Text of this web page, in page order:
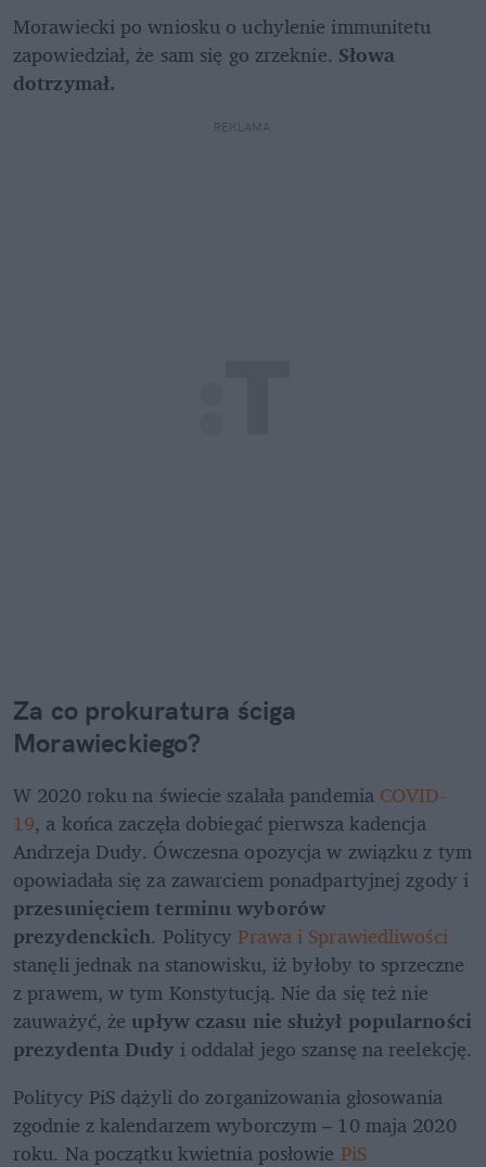
Morawiecki po wniosku o uchylenie immunitetu
zapowiedział, że sam się go zrzeknie. Słowa
dotrzymał.
REKLAMA
Za co prokuratura ściga
Morawieckiego?
W 2020 roku na świecie szalała pandemia COVID-
19, a końca zaczęła dobiegać pierwsza kadencja
Andrzeja Dudy. Ówczesna opozycja w związku z tym
przesunięciem terminu wyborów
prezydenckich. Politycy Prawa i Sprawiedliwości
stanęli jednak na stanowisku, iż byłoby to sprzeczne
z prawem, w tym Konstytucją. Nie da się też nie
zauważyć, że upływ czasu nie służył popularności
prezydenta Dudy i oddalał jego szansę na reelekcję.
Politycy PiS dążyli do zorganizowania głosowania
zgodnie z kalendarzem wyborczym – 10 maja 2020
roku. Na początku kwietnia posłowie PiS